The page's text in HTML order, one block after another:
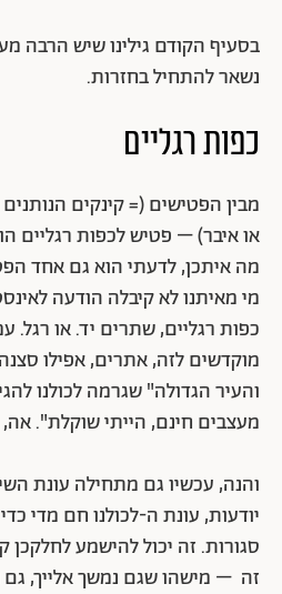
בסעיף הקודם גילינו שיש הרבה
נשאר להתחיל בחזרות.
כפות רגליים
מבין הפטישים (= קינקים
או איבר) – פטיש לכפות רגליים
מה איתכן, לדעתי הוא גם אחד
מי מאיתנו לא קיבלה הודעה
כפות רגליים, שתרים יד. או רגל.
מוקדשים לזה, אתרים, אפילו
והעיר הגדולה" שגרמה לכולנו
מעצבים חינם, הייתי שוקלת". אה,
והנה, עכשיו גם מתחילה עונת
יודעות, עונת ה-לכולנו חם מדי
סגורות. זה יכול להישמע
זה – מישהו שגם נמשך אלייך, גם